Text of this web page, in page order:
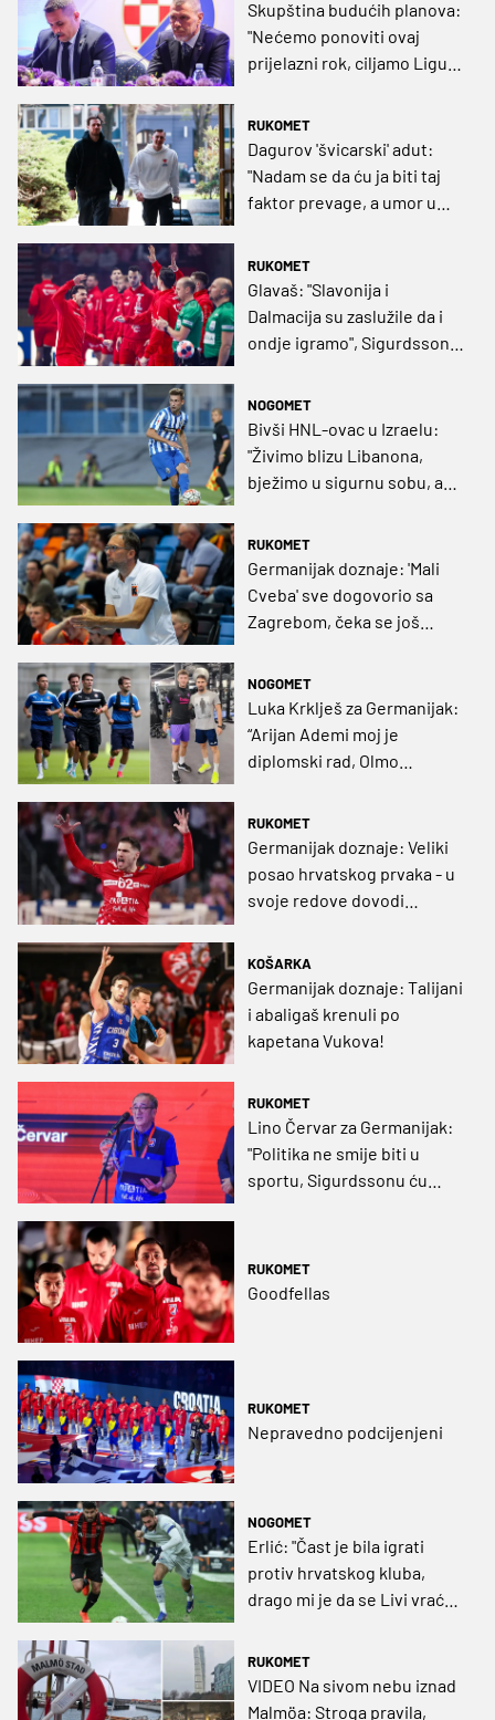
Skupština budućih planova:
"Nećemo ponoviti ovaj
prijelazni rok, ciljamo Ligu
ćemo uskoro znati"
RUKOMET
Dagurov 'švicarski' adut:
"Nadam se da ću ja biti taj
faktor prevage, a umor u
RUKOMET
Glavaš: "Slavonija i
Dalmacija su zaslužile da i
ondje igramo", Sigurdsson:
NOGOMET
Bivši HNL-ovac u Izraelu:
"Živimo blizu Libanona,
bježimo u sigurnu sobu, a
RUKOMET
Germanijak doznaje: 'Mali
Cveba' sve dogovorio sa
Zagrebom, čeka se još
NOGOMET
Luka Krklješ za Germanijak:
“Arijan Ademi moj je
diplomski rad, Olmo
Sučić prototip modernog
sportaša”
RUKOMET
Germanijak doznaje: Veliki
posao hrvatskog prvaka - u
svoje redove dovodi
KOŠARKA
Germanijak doznaje: Talijani
i abaligaš krenuli po
kapetana Vukova!
RUKOMET
Lino Červar za Germanijak:
"Politika ne smije biti u
sportu, Sigurdssonu ću
RUKOMET
Goodfellas
RUKOMET
Nepravedno podcijenjeni
NOGOMET
Erlić: "Čast je bila igrati
protiv hrvatskog kluba,
drago mi je da se Livi vraća,
RUKOMET
VIDEO Na sivom nebu iznad
Malmöa: Stroga pravila,